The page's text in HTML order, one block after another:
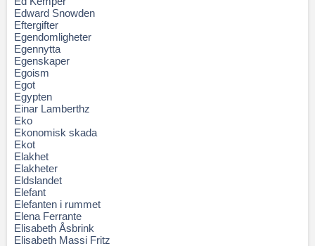
Edward Snowden
Eftergifter
Egendomligheter
Egennytta
Egenskaper
Egoism
Egot
Egypten
Einar Lamberthz
Eko
Ekonomisk skada
Ekot
Elakhet
Elakheter
Eldslandet
Elefant
Elefanten i rummet
Elena Ferrante
Elisabeth Åsbrink
Elisabeth Massi Fritz